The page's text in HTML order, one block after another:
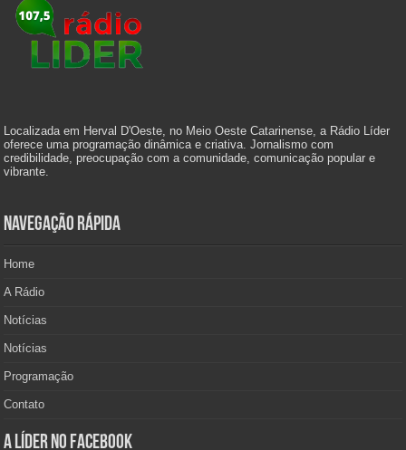
Localizada em Herval D'Oeste, no Meio Oeste Catarinense, a Rádio Líder
oferece uma programação dinâmica e criativa. Jornalismo com
credibilidade, preocupação com a comunidade, comunicação popular e
vibrante.
Navegação Rápida
Home
A Rádio
Notícias
Notícias
Programação
Contato
A Líder no Facebook